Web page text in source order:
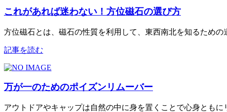
これがあれば迷わない！方位磁石の選び方
方位磁石とは、磁石の性質を利用して、東西南北を知るため
記事を読む
万が一のためのポイズンリムーバー
アウトドアやキャップは自然の中に身を置くことで心身とも